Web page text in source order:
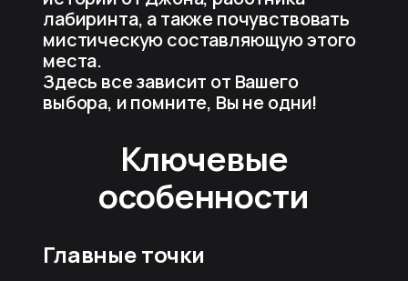
лабиринта, а также почувствовать
мистическую составляющую этого
места.
Здесь все зависит от Вашего
выбора, и помните, Вы не одни!
Ключевые
особенности
Главные точки